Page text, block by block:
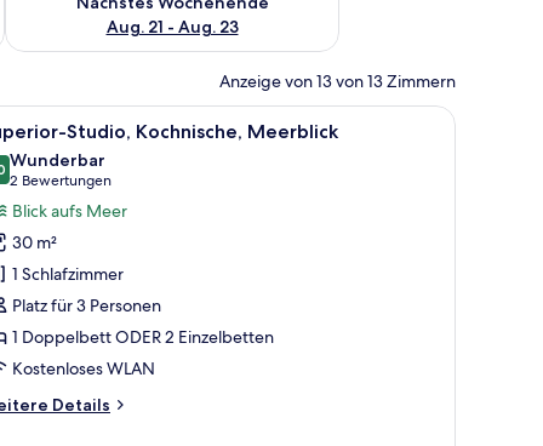
Aug. 21 - Aug. 23
Anzeige von 13 von 13 Zimmern
| Minibar, Zimmersafe, Verdunkelungsvorhänge, Bügeleisen/
Superior-Studio, Kochnische, Meerblick |
4 Studio, Kochnische, Meerblick
von 10
Wunderbar
2 Bewertungen
(2
Bewertungen)
Blick aufs Meer
30 m²
1 Schlafzimmer
Platz für 3 Personen
1 Doppelbett ODER 2 Einzelbetten
Kostenloses WLAN
Details